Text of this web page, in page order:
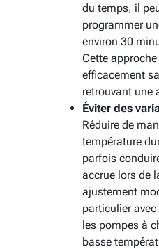
du temps, il
programmer
environ 30
Cette
efficacement
retrouvant une
Éviter des
Réduire de
température
parfois
accrue lors de
ajustement
particulier
les pompes à
basse